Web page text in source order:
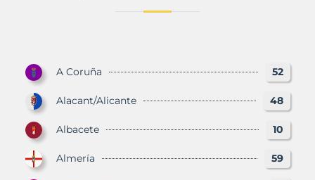
A Coruña 52
Alacant/Alicante 48
Albacete 10
Almería 59